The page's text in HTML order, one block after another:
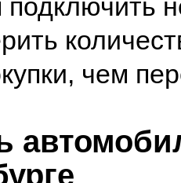
подключить
чем